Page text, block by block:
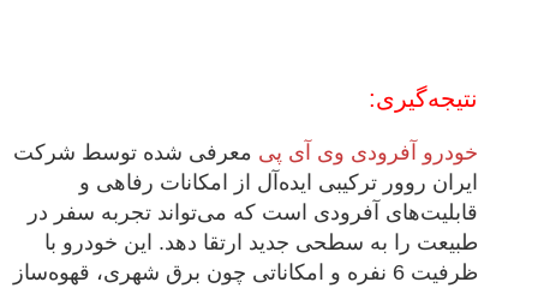
نتیجه‌گیری:
خودرو آفرودی وی آی پیمعرفی شده توسط شرکت
ایران روور ترکیبی ایده‌آل از امکانات رفاهی و
قابلیت‌های آفرودی است که می‌تواند تجربه سفر در
طبیعت را به سطحی جدید ارتقا دهد. این خودرو با
ظرفیت 6 نفره و امکاناتی چون برق شهری، قهوه‌ساز